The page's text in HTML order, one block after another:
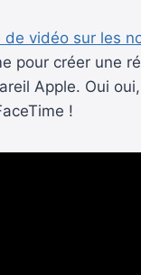
de vidéo sur les
pour créer une
Apple. Oui
!